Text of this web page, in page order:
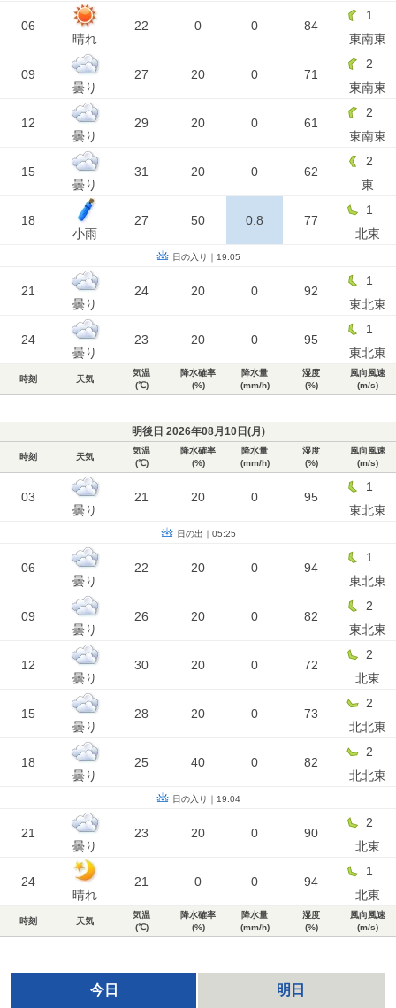
06
晴れ
22 0 0 84
1
東南東
09
曇り
27 20 0 71
2
東南東
12
曇り
29 20 0 61
2
東南東
15
曇り
31 20 0 62
2
東
18
小雨
27 50 0.8 77
1
北東
日の入り｜19:05
21
曇り
24 20 0 92
1
東北東
24
曇り
23 20 0 95
1
東北東
時刻 天気
気温
(℃)
降水確率
(%)
降水量
(mm/h)
湿度
(%)
風向風速
(m/s)
明後日 2026年08月10日(月 )
時刻 天気
気温
(℃)
降水確率
(%)
降水量
(mm/h)
湿度
(%)
風向風速
(m/s)
03
曇り
21 20 0 95
1
東北東
日の出｜05:25
06
曇り
22 20 0 94
1
東北東
09
曇り
26 20 0 82
2
東北東
12
曇り
30 20 0 72
2
北東
15
曇り
28 20 0 73
2
北北東
18
曇り
25 40 0 82
2
北北東
日の入り｜19:04
21
曇り
23 20 0 90
2
北東
24
晴れ
21 0 0 94
1
北東
時刻 天気
気温
(℃)
降水確率
(%)
降水量
(mm/h)
湿度
(%)
風向風速
(m/s)
今日 明日